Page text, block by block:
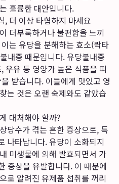
훌륭한 대안입니다.
, 더 이상 타협하지 마세요
더부룩하거나 불편함을 느끼
는 유당을 분해하는 효소(락타
내증 때문입니다. 유당불내증
우유 등 영양가 높은 식품을 피
받습니다. 이들에게 맛있고 영
는 것은 오랜 숙제와도 같았습
대처해야 할까?
당수가 겪는 흔한 증상으로, 특
나타납니다. 유당이 소화되지
미생물에 의해 발효되면서 가
증상을 유발합니다. 이 때문에
로 알려진 유제품 섭취를 꺼리